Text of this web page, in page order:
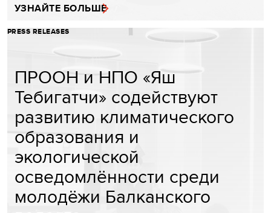
УЗНАЙТЕ БОЛЬШЕ
PRESS RELEASES
ПРООН и НПО «Яш
Тебигатчи» содействуют
развитию климатического
образования и
экологической
осведомлённости среди
молодёжи Балканского